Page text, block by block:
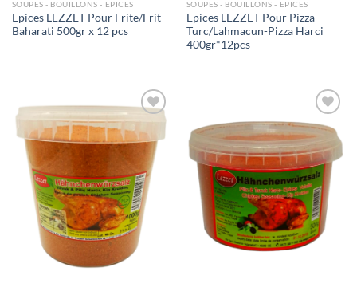
SOUPES - BOUILLONS - EPICES
Epices LEZZET Pour Frite/Frit
Baharati 500gr x 12 pcs
SOUPES - BOUILLONS - EPICES
Epices LEZZET Pour Pizza
Turc/Lahmacun-Pizza Harci
400gr*12pcs
Ajouter
à la liste
souhaits
Ajouter
à la liste
de
souhaits